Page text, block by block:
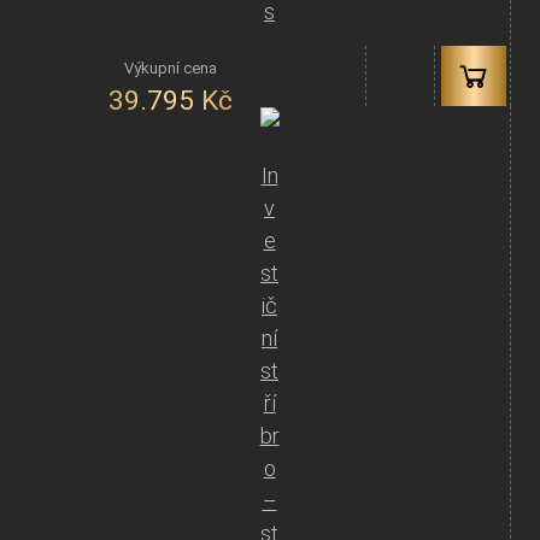
s
39.795 Kč
In
v
e
st
ič
ní
st
ří
br
o
–
st